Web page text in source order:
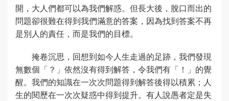
開，大人們都可以為我們解惑。但長大後，脫口而出的
問題卻很難在得到我們滿意的答案，因為找到答案不再
是別人的責任，而是我們的目標。
掩卷沉思，回想到如今人生走過的足跡，我們發現
無數個「？」依然沒有得到解答，令我們有「！」的覺
醒。我們的知識在一次次問題得到解答後得以積累；人
生的閱歷在一次次疑惑中得到提升。有人說愚者定是失